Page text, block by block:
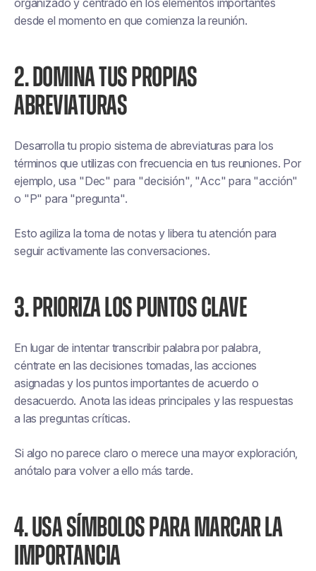
organizado y centrado en los elementos importantes
desde el momento en que comienza la reunión.
2. DOMINA TUS PROPIAS
ABREVIATURAS
Desarrolla tu propio sistema de abreviaturas para los
términos que utilizas con frecuencia en tus reuniones. Por
ejemplo, usa "Dec" para "decisión", "Acc" para "acción"
o "P" para "pregunta".
Esto agiliza la toma de notas y libera tu atención para
seguir activamente las conversaciones.
3. PRIORIZA LOS PUNTOS CLAVE
En lugar de intentar transcribir palabra por palabra,
céntrate en las decisiones tomadas, las acciones
asignadas y los puntos importantes de acuerdo o
desacuerdo. Anota las ideas principales y las respuestas
a las preguntas críticas.
Si algo no parece claro o merece una mayor exploración,
anótalo para volver a ello más tarde.
4. USA SÍMBOLOS PARA MARCAR LA
IMPORTANCIA